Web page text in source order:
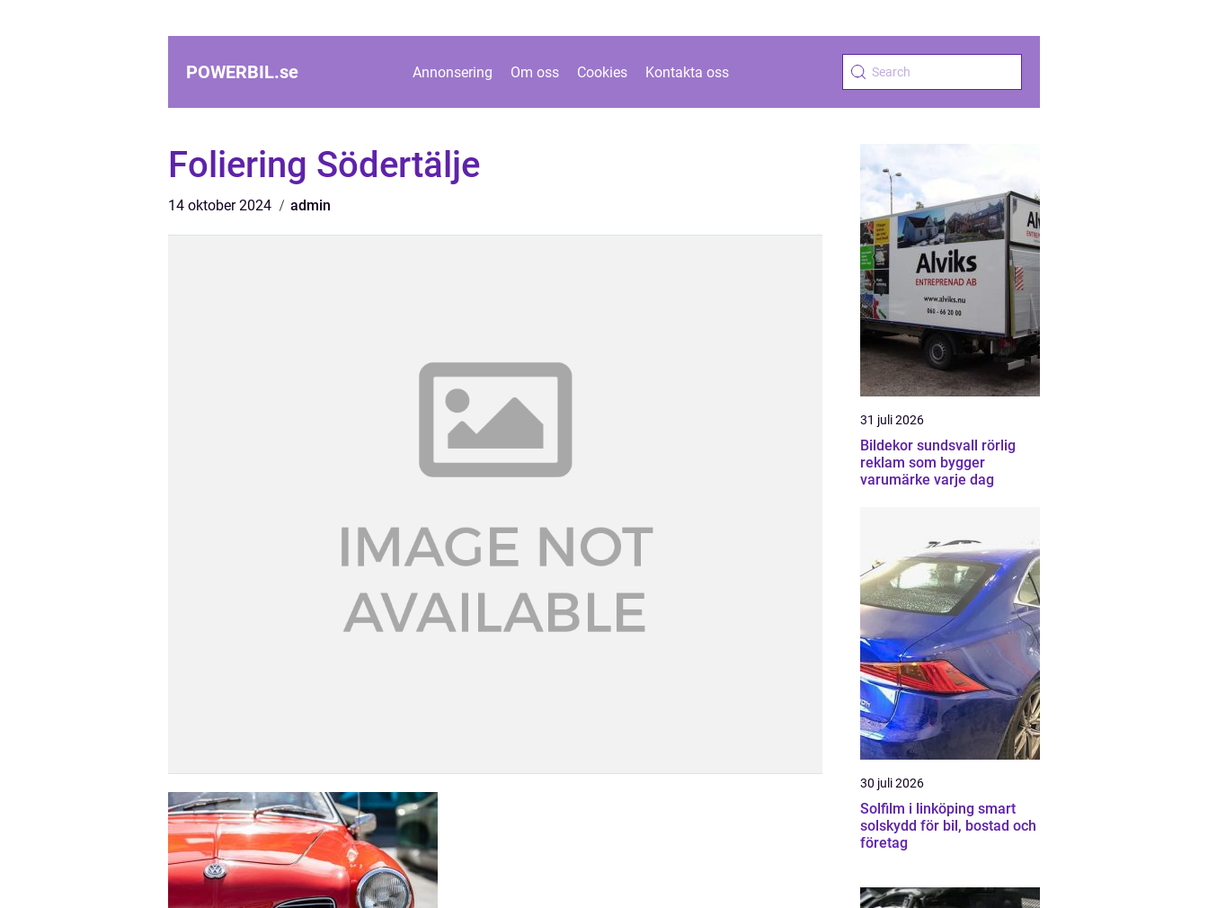
POWERBIL.se Annonsering Om oss Cookies Kontakta oss
Foliering Södertälje
14 oktober 2024 admin
31 juli 2026
Bildekor sundsvall rörlig
reklam som bygger
varumärke varje dag
30 juli 2026
Solfilm i linköping smart
solskydd för bil, bostad och
företag